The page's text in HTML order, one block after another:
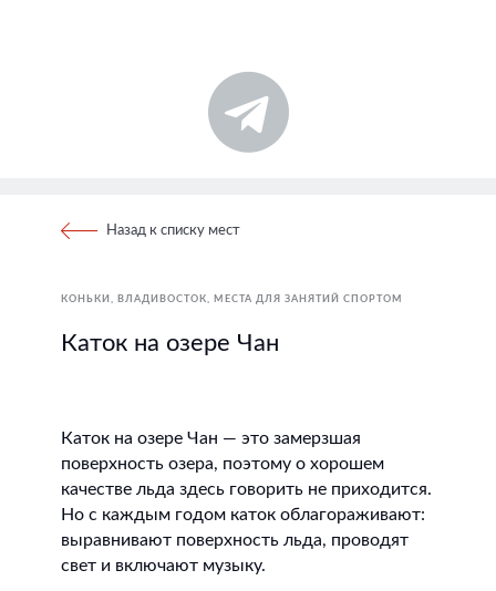
Назад к списку мест
КОНЬКИ ВЛАДИВОСТОК МЕСТА ДЛЯ ЗАНЯТИЙ СПОРТОМ
Каток на озере Чан
Каток на озере Чан — это замерзшая
поверхность озера, поэтому о хорошем
качестве льда здесь говорить не приходится.
Но с каждым годом каток облагораживают:
выравнивают поверхность льда, проводят
свет и включают музыку.